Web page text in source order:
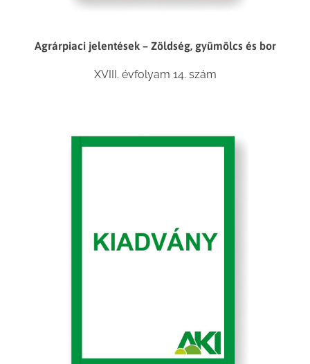
Agrárpiaci jelentések – Zöldség, gyümölcs és bor
XVIII. évfolyam 14. szám